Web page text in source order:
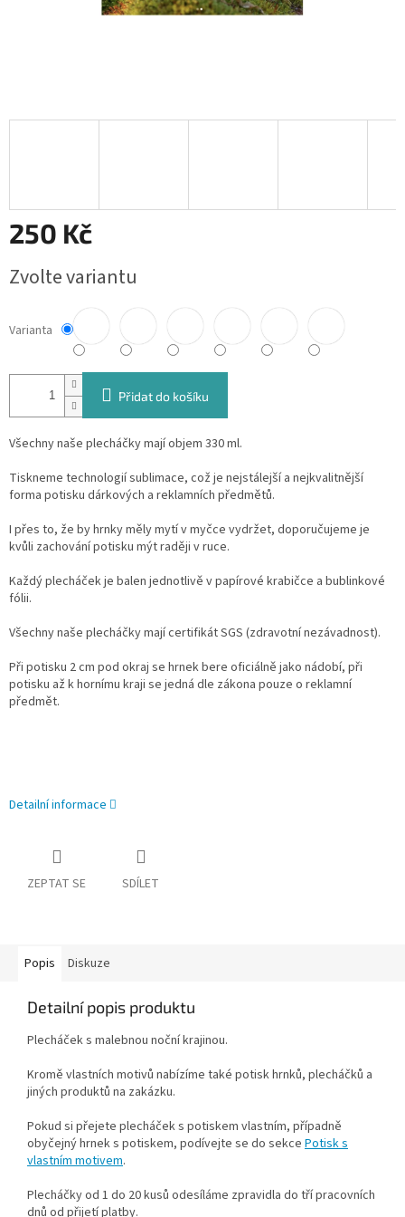
250 Kč
cena:
Zvolte variantu
Varianta
Přidat do košíku
Všechny naše plecháčky mají objem 330 ml.
Tiskneme technologií sublimace, což je nejstálejší a nejkvalitnější
forma potisku dárkových a reklamních předmětů.
I přes to, že by hrnky měly mytí v myčce vydržet, doporučujeme je
kvůli zachování potisku mýt raději v ruce.
Každý plecháček je balen jednotlivě v papírové krabičce a bublinkové
fólii.
Všechny naše plecháčky mají certifikát SGS (zdravotní nezávadnost).
Při potisku 2 cm pod okraj se hrnek bere oficiálně jako nádobí, při
potisku až k hornímu kraji se jedná dle zákona pouze o reklamní
předmět.
Detailní informace
ZEPTAT SE SDÍLET
Popis Diskuze
Detailní popis produktu
Plecháček s malebnou noční krajinou.
Kromě vlastních motivů nabízíme také potisk hrnků, plecháčků a
jiných produktů na zakázku.
Pokud si přejete plecháček s potiskem vlastním, případně
obyčejný hrnek s potiskem, podívejte se do sekce Potisk s
vlastním motivem.
Plecháčky od 1 do 20 kusů odesíláme zpravidla do tří pracovních
dnů od přijetí platby.